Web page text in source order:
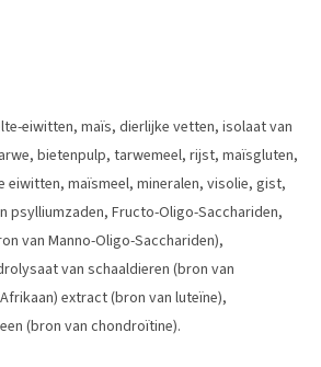
eiwitten, maïs, dierlijke vetten, isolaat van
bietenpulp, tarwemeel, rijst, maïsgluten,
eiwitten, maïsmeel, mineralen, visolie, gist,
psylliumzaden, Fructo-Oligo-Sacchariden,
van Manno-Oligo-Sacchariden),
van schaaldieren (bron van
extract (bron van luteïne),
(bron van chondroïtine).